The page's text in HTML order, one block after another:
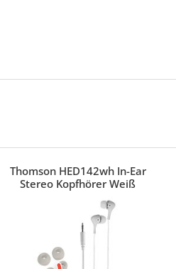
Thomson HED142wh In-Ear
Stereo Kopfhörer Weiß